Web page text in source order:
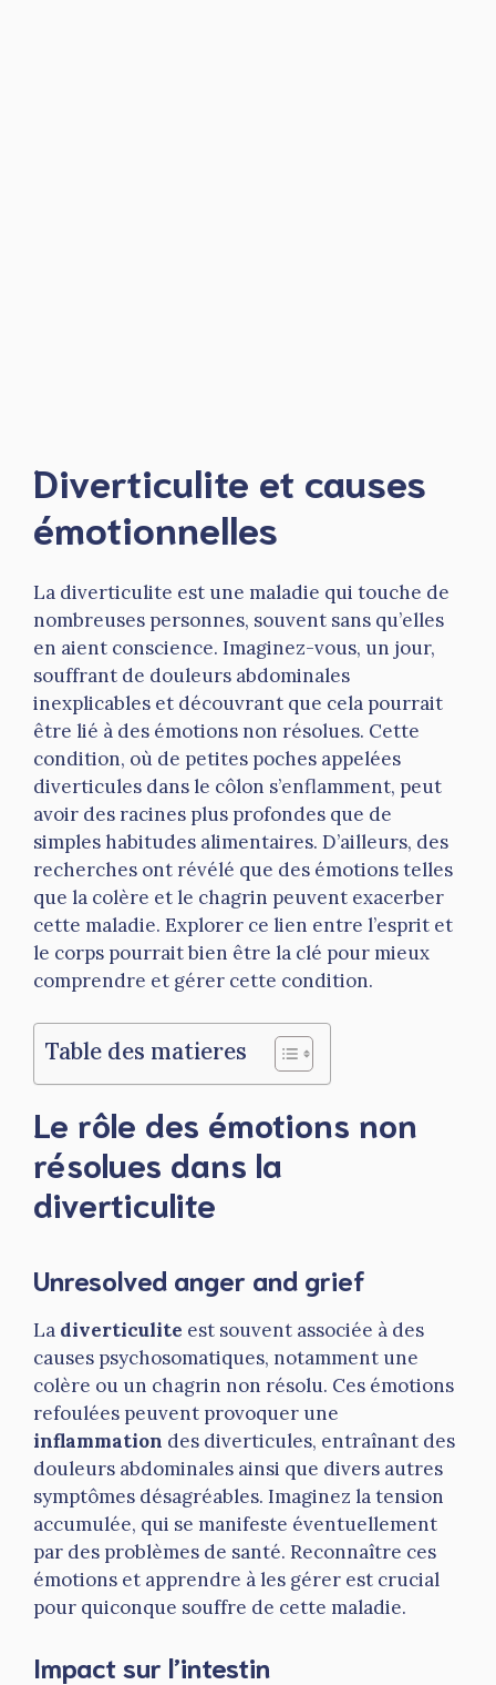
Diverticulite et causes
émotionnelles
La diverticulite est une maladie qui touche de
nombreuses personnes, souvent sans qu’elles
en aient conscience. Imaginez-vous, un jour,
souffrant de douleurs abdominales
inexplicables et découvrant que cela pourrait
être lié à des émotions non résolues. Cette
condition, où de petites poches appelées
diverticules dans le côlon s’enflamment, peut
avoir des racines plus profondes que de
simples habitudes alimentaires. D’ailleurs, des
recherches ont révélé que des émotions telles
que la colère et le chagrin peuvent exacerber
cette maladie. Explorer ce lien entre l’esprit et
le corps pourrait bien être la clé pour mieux
comprendre et gérer cette condition.
Table des matieres
Le rôle des émotions non
résolues dans la
diverticulite
Unresolved anger and grief
La diverticulite est souvent associée à des
causes psychosomatiques, notamment une
colère ou un chagrin non résolu. Ces émotions
refoulées peuvent provoquer une
inflammation des diverticules, entraînant des
douleurs abdominales ainsi que divers autres
symptômes désagréables. Imaginez la tension
accumulée, qui se manifeste éventuellement
par des problèmes de santé. Reconnaître ces
émotions et apprendre à les gérer est crucial
pour quiconque souffre de cette maladie.
Impact sur l’intestin